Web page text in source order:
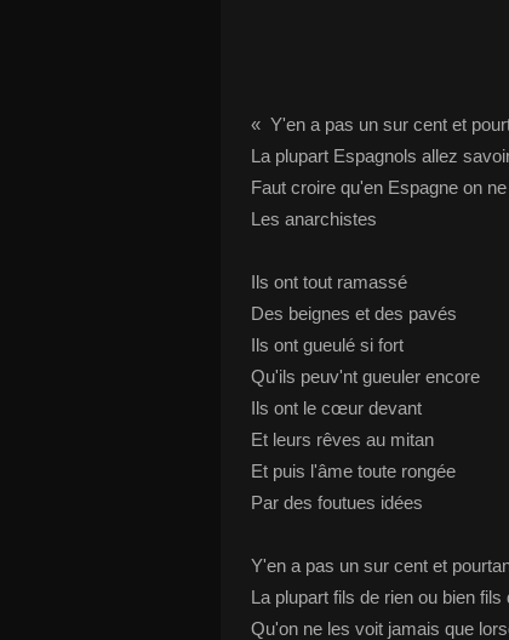
« Y'en a pas un sur cent et
La plupart Espagnols allez
Faut croire qu'en Espagne on
Les anarchistes
Ils ont tout ramassé
Des beignes et des pavés
Ils ont gueulé si fort
Qu'ils peuv'nt gueuler encore
Ils ont le cœur devant
Et leurs rêves au mitan
Et puis l'âme toute rongée
Par des foutues idées
Y'en a pas un sur cent et
La plupart fils de rien ou bien fils
Qu'on ne les voit jamais que